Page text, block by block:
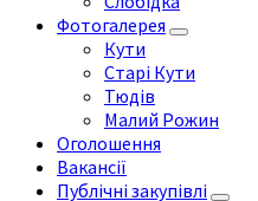
Фотогалерея
Кути
Старі Кути
Тюдів
Малий Рожин
Оголошення
Вакансії
Публічні закупівлі